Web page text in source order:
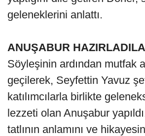
geleneklerini anlattı.
ANUŞABUR
Söyleşinin ardından mutfak
geçilerek, Seyfettin Yavuz
katılımcılarla birlikte
lezzeti olan Anuşabur
tatlının anlamını ve